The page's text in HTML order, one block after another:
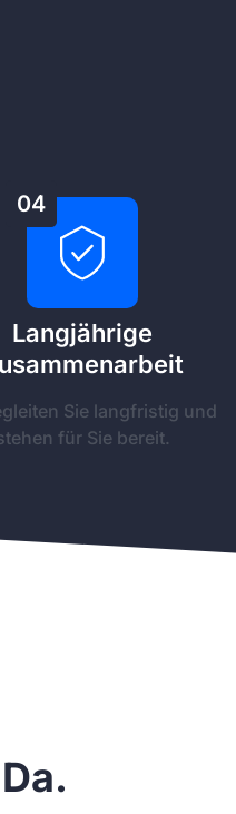
04
Langjährige
Sie langfristig und
für Sie bereit.